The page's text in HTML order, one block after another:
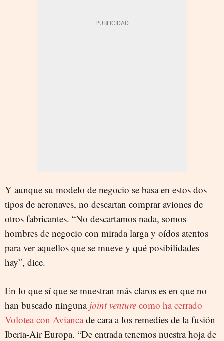
Y aunque su modelo de negocio se basa en estos dos
tipos de aeronaves, no descartan comprar aviones de
otros fabricantes. “No descartamos nada, somos
hombres de negocio con mirada larga y oídos atentos
para ver aquellos que se mueve y qué posibilidades
hay”, dice.
En lo que sí que se muestran más claros es en que no
han buscado ninguna joint venture como ha cerrado
Volotea con Aviancade cara a los remedies de la fusión
Iberia-Air Europa. “De entrada tenemos nuestra hoja de